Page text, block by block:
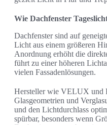
Wie Dachfenster
Dachfenster sind auf
Licht aus einem größeren
Anordnung erhöht die
führt zu einer höheren
vielen Fassadenlösungen.
Hersteller wie VELUX und
Glasgeometrien und
und den Lichtdurchlass
spürbar, besonders wenn